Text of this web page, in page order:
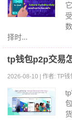
择时...
tp钱包p2p交易
2026-08-10 | 作者: TP钱